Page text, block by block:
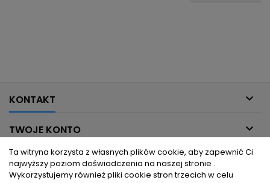
KONTAKT 
TWOJE KONTO 
INFORMACJE DLA CIEBIE 
Ta witryna korzysta z własnych plików cookie, aby zapewnić Ci
najwyższy poziom doświadczenia na naszej stronie .
Wykorzystujemy również pliki cookie stron trzecich w celu